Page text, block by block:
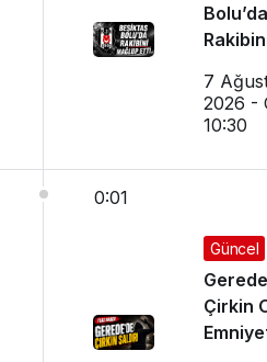
Bolu’da
7
2026 -
10:30
0:01
Güncel
Çirkin